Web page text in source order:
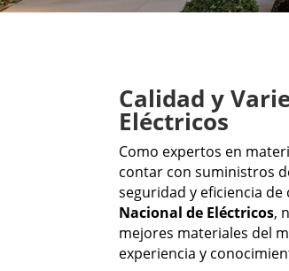
Calidad y
Eléctricos
Como expertos en
contar con suministros
seguridad y eficiencia
Nacional de Eléctricos,
mejores materiales del
experiencia y